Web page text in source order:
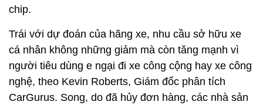
chip.
Trái với dự đoán của hãng xe, nhu cầu sở hữu xe
cá nhân không những giảm mà còn tăng mạnh vì
người tiêu dùng e ngại đi xe công cộng hay xe công
nghệ, theo Kevin Roberts, Giám đốc phân tích
CarGurus. Song, do đã hủy đơn hàng, các nhà sản